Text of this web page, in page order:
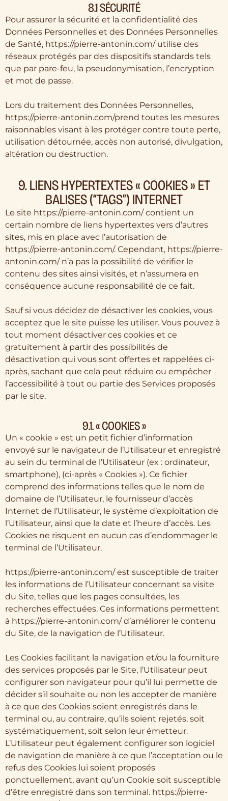
8.1 SÉCURITÉ
Pour assurer la sécurité et la confidentialité des
Données Personnelles et des Données Personnelles
de Santé, https://pierre-antonin.com/ utilise des
réseaux protégés par des dispositifs standards tels
que par pare-feu, la pseudonymisation, l’encryption
et mot de passe.
Lors du traitement des Données Personnelles,
https://pierre-antonin.com/prend toutes les mesures
raisonnables visant à les protéger contre toute perte,
utilisation détournée, accès non autorisé, divulgation,
altération ou destruction.
9. LIENS HYPERTEXTES « COOKIES » ET
BALISES (“TAGS”) INTERNET
Le site https://pierre-antonin.com/ contient un
certain nombre de liens hypertextes vers d’autres
sites, mis en place avec l’autorisation de
https://pierre-antonin.com/. Cependant, https://pierre-
antonin.com/ n’a pas la possibilité de vérifier le
contenu des sites ainsi visités, et n’assumera en
conséquence aucune responsabilité de ce fait.
Sauf si vous décidez de désactiver les cookies, vous
acceptez que le site puisse les utiliser. Vous pouvez à
tout moment désactiver ces cookies et ce
gratuitement à partir des possibilités de
désactivation qui vous sont offertes et rappelées ci-
après, sachant que cela peut réduire ou empêcher
l’accessibilité à tout ou partie des Services proposés
par le site.
9.1. « COOKIES »
Un « cookie » est un petit fichier d’information
envoyé sur le navigateur de l’Utilisateur et enregistré
au sein du terminal de l’Utilisateur (ex : ordinateur,
smartphone), (ci-après « Cookies »). Ce fichier
comprend des informations telles que le nom de
domaine de l’Utilisateur, le fournisseur d’accès
Internet de l’Utilisateur, le système d’exploitation de
l’Utilisateur, ainsi que la date et l’heure d’accès. Les
Cookies ne risquent en aucun cas d’endommager le
terminal de l’Utilisateur.
https://pierre-antonin.com/ est susceptible de traiter
les informations de l’Utilisateur concernant sa visite
du Site, telles que les pages consultées, les
recherches effectuées. Ces informations permettent
à https://pierre-antonin.com/ d’améliorer le contenu
du Site, de la navigation de l’Utilisateur.
Les Cookies facilitant la navigation et/ou la fourniture
des services proposés par le Site, l’Utilisateur peut
configurer son navigateur pour qu’il lui permette de
décider s’il souhaite ou non les accepter de manière
à ce que des Cookies soient enregistrés dans le
terminal ou, au contraire, qu’ils soient rejetés, soit
systématiquement, soit selon leur émetteur.
L’Utilisateur peut également configurer son logiciel
de navigation de manière à ce que l’acceptation ou le
refus des Cookies lui soient proposés
ponctuellement, avant qu’un Cookie soit susceptible
d’être enregistré dans son terminal. https://pierre-